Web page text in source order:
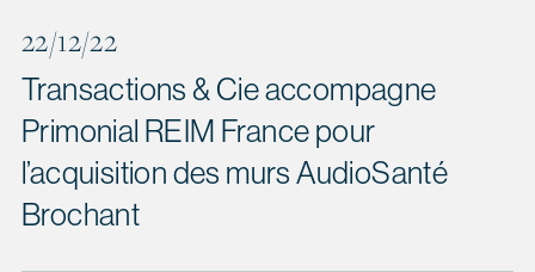
22/12/22
Transactions & Cie accompagne
Primonial REIM France pour
l’acquisition des murs AudioSanté
Brochant